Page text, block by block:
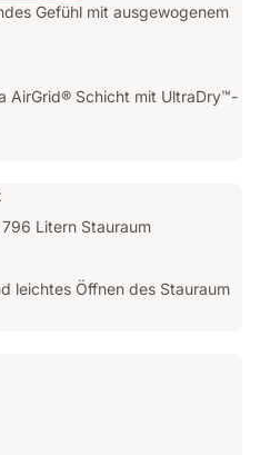
Gefühl mit ausgewogenem
AirGrid® Schicht mit UltraDry™-
Litern Stauraum
leichtes Öffnen des Stauraum